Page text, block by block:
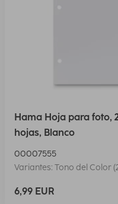
Hama Hoja para foto,
hojas, Blanco
00007555
Variantes: Tono del Color
6,99 EUR